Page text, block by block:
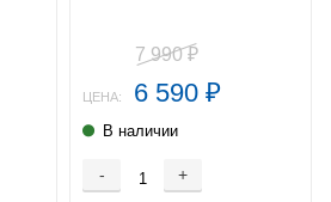
7 990₽
ЦЕНА: 6 590 ₽
В наличии
- +